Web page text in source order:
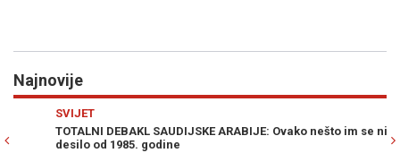
Najnovije
TOTALNI DEBAKL SAUDIJSKE ARABIJE: Ovako nešto im se nije
desilo od 1985. godine